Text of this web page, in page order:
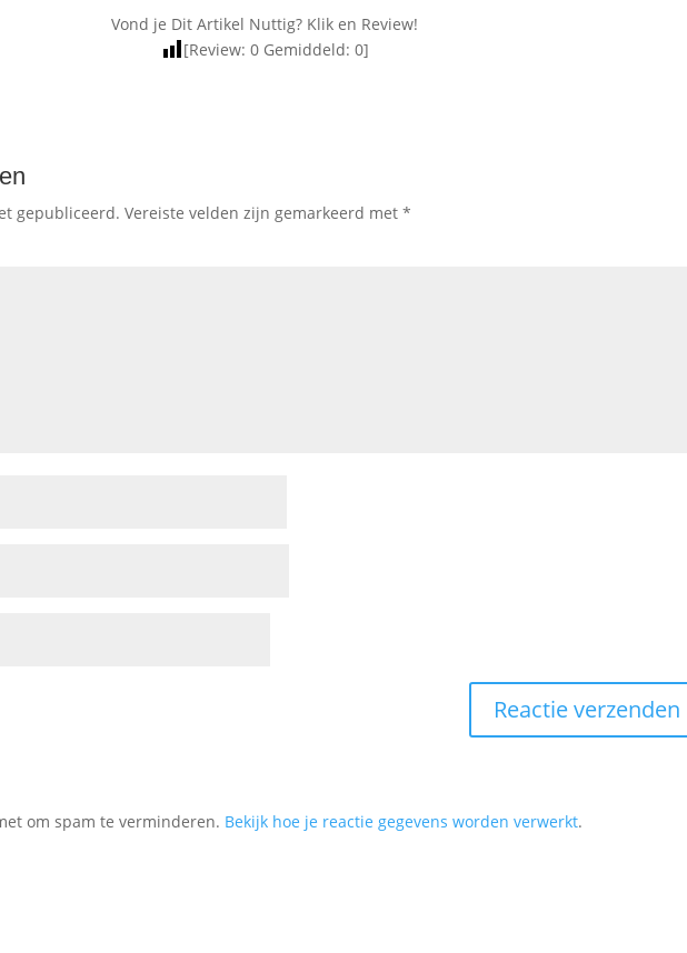
Vond je Dit Artikel Nuttig? Klik en Review!
[Review: 0Gemiddeld: 0]
gepubliceerd. Vereiste velden zijn gemarkeerd met*
om spam te verminderen. Bekijk hoe je reactie gegevens worden verwerkt.